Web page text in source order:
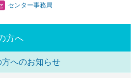
センター事務局
方へ
へのお知らせ